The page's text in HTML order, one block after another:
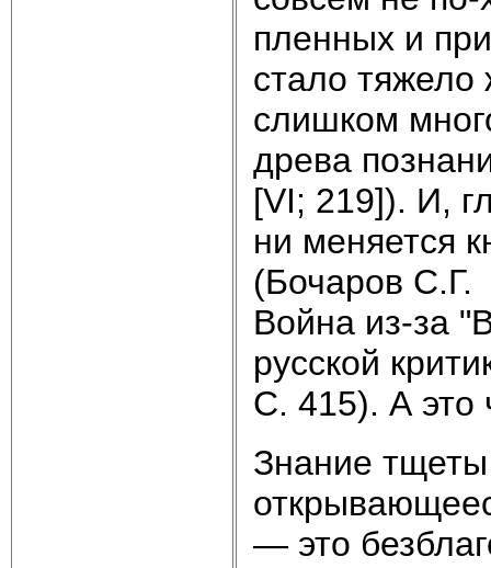
пленных и
стало тяжело
слишком
древа
[VI; 219]). И,
ни меняется
(Бочаров С.Г.
Война из-за
русской
С. 415). А это
Знание
— это